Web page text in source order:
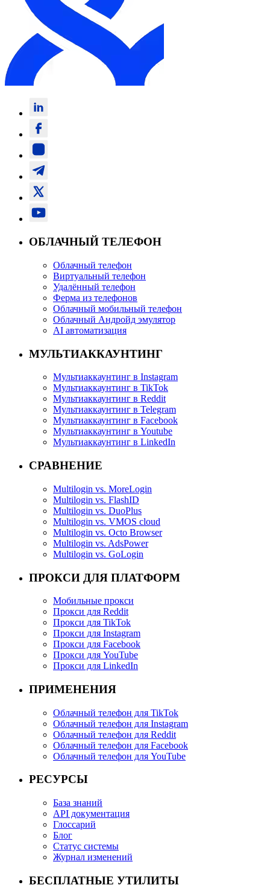
ОБЛАЧНЫЙ ТЕЛЕФОН
Облачный телефон
Виртуальный телефон
Удалённый телефон
Ферма из телефонов
Облачный мобильный телефон
Облачный Андройд эмулятор
AI автоматизация
МУЛЬТИАККАУНТИНГ
Мультиаккаунтинг в Instagram
Мультиаккаунтинг в TikTok
Мультиаккаунтинг в Reddit
Мультиаккаунтинг в Telegram
Мультиаккаунтинг в Facebook
Мультиаккаунтинг в Youtube
Мультиаккаунтинг в LinkedIn
СРАВНЕНИЕ
Multilogin vs. MoreLogin
Multilogin vs. FlashID
Multilogin vs. DuoPlus
Multilogin vs. VMOS cloud
Multilogin vs. Octo Browser
Multilogin vs. AdsPower
Multilogin vs. GoLogin
ПРОКСИ ДЛЯ ПЛАТФОРМ
Мобильные прокси
Прокси для Reddit
Прокси для TikTok
Прокси для Instagram
Прокси для Facebook
Прокси для YouTube
Прокси для LinkedIn
ПРИМЕНЕНИЯ
Облачный телефон для TikTok
Облачный телефон для Instagram
Облачный телефон для Reddit
Облачный телефон для Facebook
Облачный телефон для YouTube
РЕСУРСЫ
База знаний
API документация
Глоссарий
Блог
Статус системы
Журнал изменений
БЕСПЛАТНЫЕ УТИЛИТЫ